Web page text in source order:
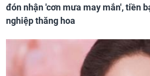
đón nhận 'cơn mưa may mắn', tiền
nghiệp thăng hoa